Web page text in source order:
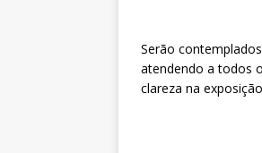
Serão
atendendo a todos
clareza na